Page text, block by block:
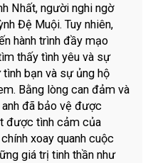
Nhất, người nghi ngờ
Đệ Muội. Tuy nhiên,
hành trình đầy mạo
thấy tình yêu và sự
bạn và sự ủng hộ
Bằng lòng can đảm và
đã bảo vệ được
được tình cảm của
xoay quanh cuộc
giá trị tinh thần như